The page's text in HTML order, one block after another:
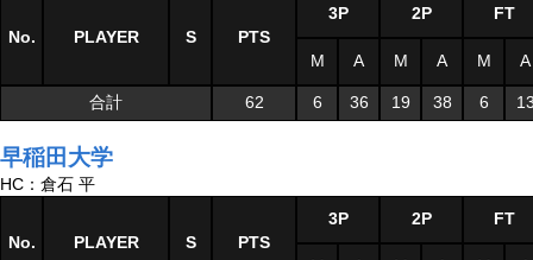
No. PLAYER S PTS
3P 2P FT
M A M A M A
合計 62 6 36 19 38 6
早稲田大学
HC：倉石 平
No. PLAYER S PTS
3P 2P FT